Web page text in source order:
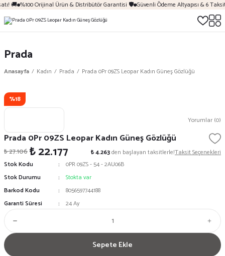
%100 Orijinal Ürün & Distribütör Garantisi 🛡️ Güvenli Ödeme Altyapısı & 6 Taksit
Prada
Anasayfa Kadın Prada Prada 0Pr 09ZS Leopar Kadın Güneş Gözlüğü
%18
Yorumlar (0)
Prada 0Pr 09ZS Leopar Kadın Güneş Gözlüğü
₺ 27.106₺ 22.177 ₺ 4.263den başlayan taksitlerle!Taksit Seçenekleri
Stok Kodu
0PR 09ZS - 54 - 2AU06B
Stok Durumu
Stokta var
Barkod Kodu
8056597744188
Garanti Süresi
24 Ay
Sepete Ekle